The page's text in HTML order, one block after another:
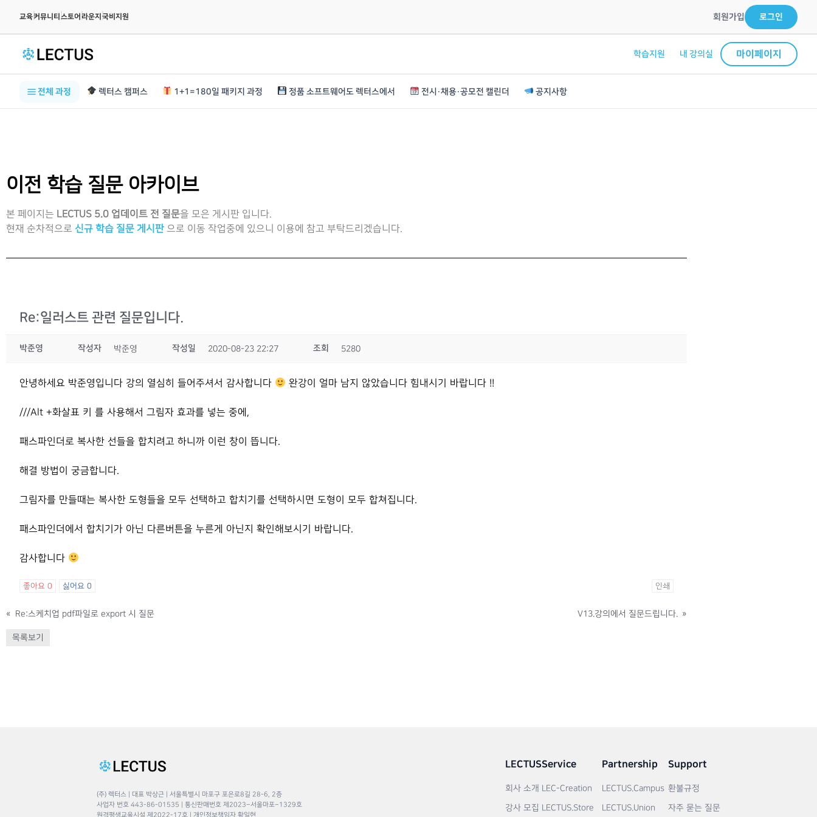
교육|커뮤니티 |스토어 |라운지 |국비지원 회원가입 로그인
학습지원 내 강의실 마이페이지
전체 과정 렉터스 캠퍼스 1+1=180일 패키지 과정 정품 소프트웨어도 렉터스에서 전시·채용·공모전 캘린더 공지사항
이전 학습 질문 아카이브
본 페이지는 LECTUS 5.0 업데이트 전 질문을 모은 게시판 입니다.
현재 순차적으로 신규 학습 질문 게시판 으로 이동 작업중에 있으니 이용에 참고 부탁드리겠습니다.
Re:일러스트 관련 질문입니다.
박준영 작성자 박준영 작성일 2020-08-23 22:27 조회 5280
안녕하세요 박준영입니다 강의 열심히 들어주셔서 감사합니다 완강이 얼마 남지 않았습니다 힘내시기 바랍니다 !!
///Alt +화살표 키 를 사용해서 그림자 효과를 넣는 중에,
패스파인더로 복사한 선들을 합치려고 하니까 이런 창이 뜹니다.
해결 방법이 궁금합니다.
그림자를 만들때는 복사한 도형들을 모두 선택하고 합치기를 선택하시면 도형이 모두 합쳐집니다.
패스파인더에서 합치기가 아닌 다른버튼을 누른게 아닌지 확인해보시기 바랍니다.
감사합니다
좋아요 0 싫어요 0 인쇄
« Re:스케치업 pdf파일로 export 시 질문 V13.강의에서 질문드립니다. »
목록보기
(주) 렉터스 | 대표 박상근 | 서울특별시 마포구 포은로8길 28-6, 2층
사업자 번호 443-86-01535 | 통신판매번호 제2023–서울마포–1329호
원격평생교육시설 제2022-17호 | 개인정보책임자 황일현
LECTUS
회사 소개
강사 모집
Service
LEC-Creation
LECTUS.Store
Partnership
LECTUS.Campus
LECTUS.Union
Support
환불규정
자주 묻는 질문